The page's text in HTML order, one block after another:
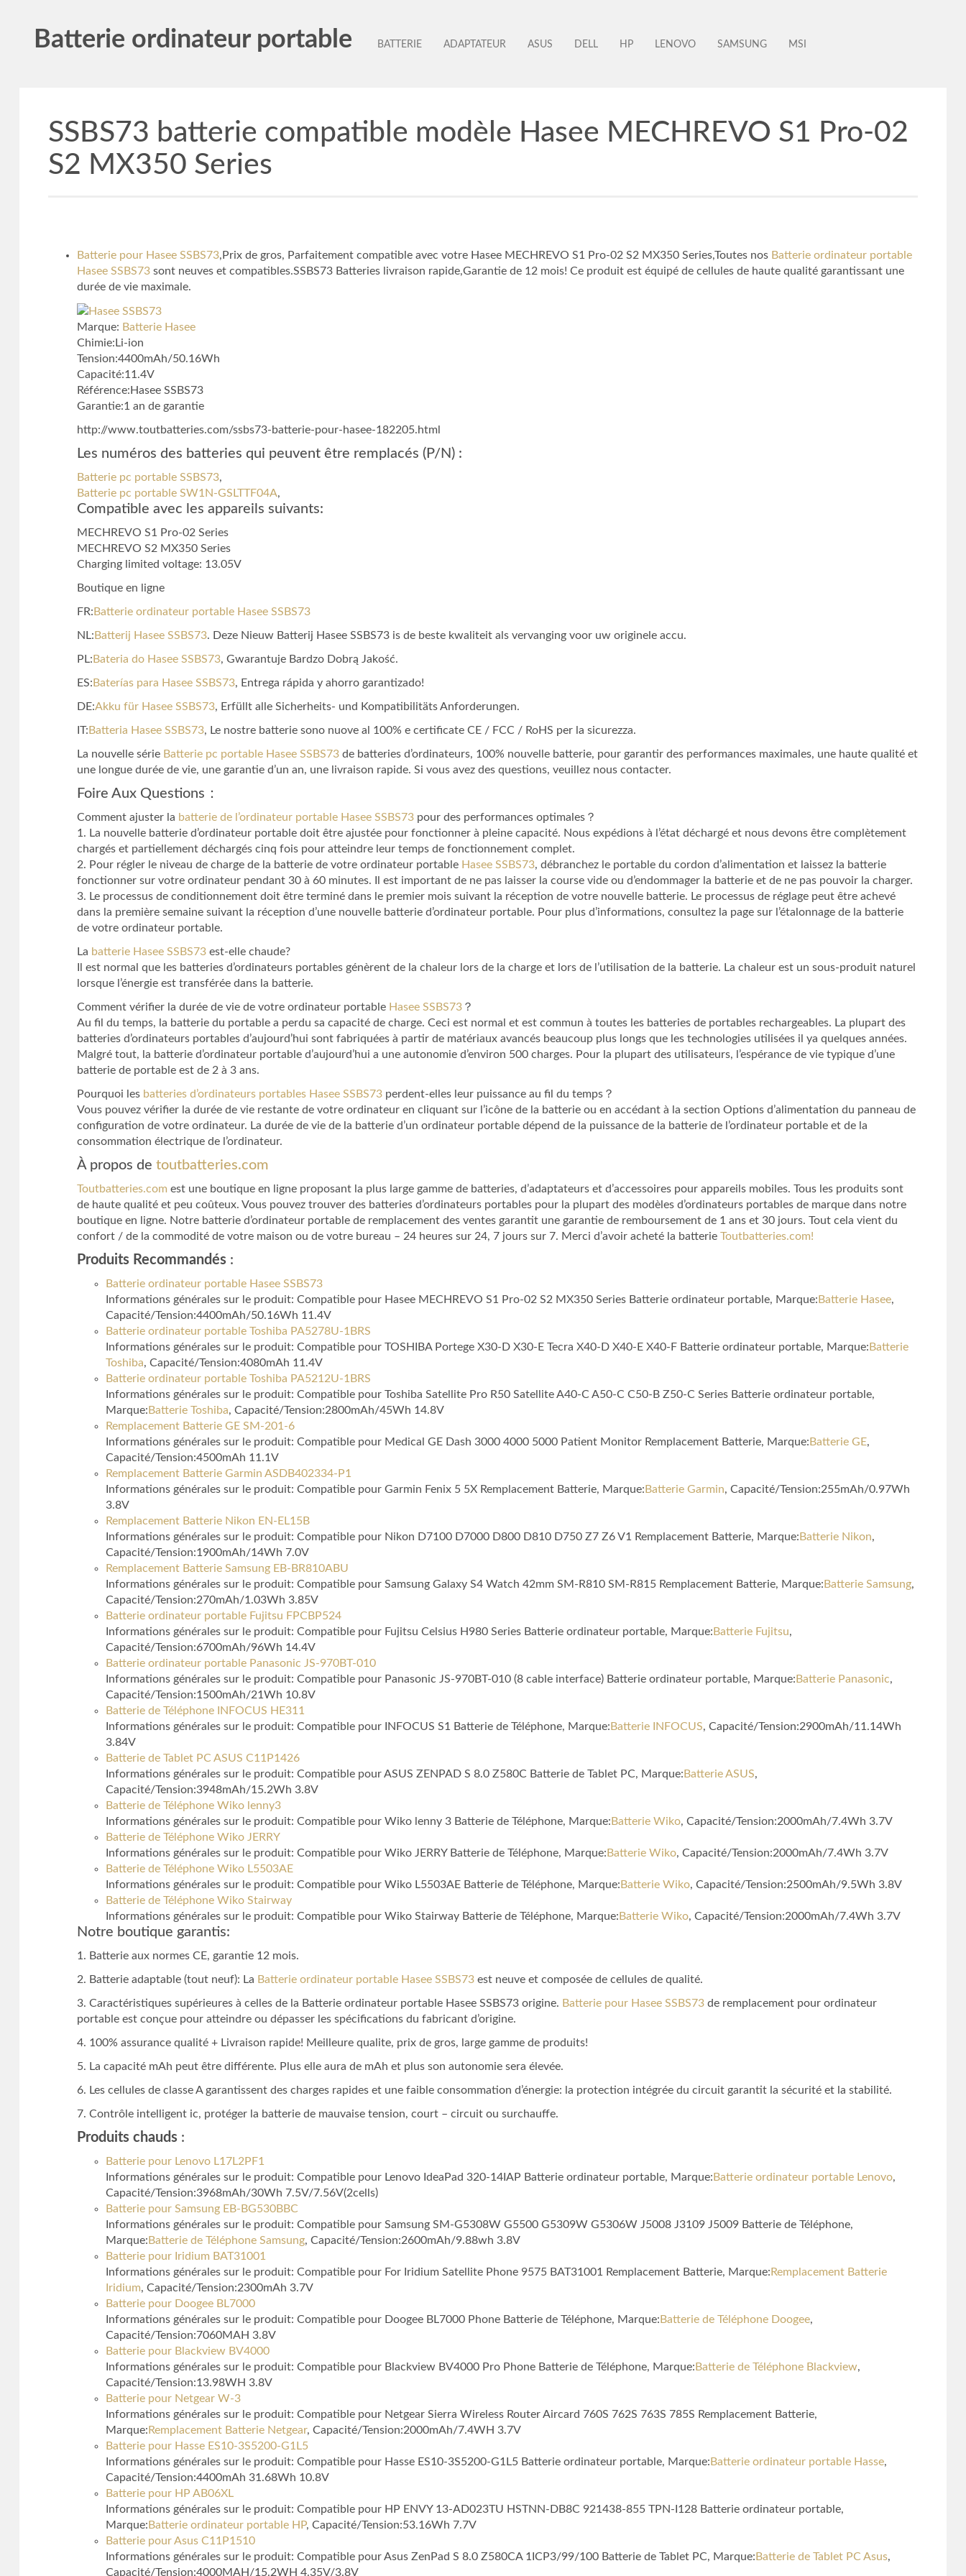
Batterie ordinateur portable BATTERIE ADAPTATEUR ASUS DELL HP LENOVO SAMSUNG MSI
SSBS73 batterie compatible modèle Hasee MECHREVO S1 Pro-02
S2 MX350 Series
Batterie pour Hasee SSBS73,Prix de gros, Parfaitement compatible avec votre Hasee MECHREVO S1 Pro-02 S2 MX350 Series,Toutes nos Batterie ordinateur portable
Hasee SSBS73sont neuves et compatibles.SSBS73 Batteries livraison rapide,Garantie de 12 mois! Ce produit est équipé de cellules de haute qualité garantissant une
durée de vie maximale.
Marque: Batterie Hasee
Chimie:Li-ion
Tension:4400mAh/50.16Wh
Capacité:11.4V
Référence:Hasee SSBS73
Garantie:1 an de garantie
http://www.toutbatteries.com/ssbs73-batterie-pour-hasee-182205.html
Les numéros des batteries qui peuvent être remplacés (P/N) :
Batterie pc portable SSBS73,
Batterie pc portable SW1N-GSLTTF04A,
Compatible avec les appareils suivants:
MECHREVO S1 Pro-02 Series
MECHREVO S2 MX350 Series
Charging limited voltage: 13.05V
Boutique en ligne
FR: Batterie ordinateur portable Hasee SSBS73
NL: Batterij Hasee SSBS73. Deze Nieuw Batterij Hasee SSBS73 is de beste kwaliteit als vervanging voor uw originele accu.
PL: Bateria do Hasee SSBS73, Gwarantuje Bardzo Dobrą Jakość.
ES: Baterías para Hasee SSBS73, Entrega rápida y ahorro garantizado!
DE:Akku für Hasee SSBS73, Erfüllt alle Sicherheits- und Kompatibilitäts Anforderungen.
IT: Batteria Hasee SSBS73, Le nostre batterie sono nuove al 100% e certificate CE / FCC / RoHS per la sicurezza.
La nouvelle série Batterie pc portable Hasee SSBS73de batteries d’ordinateurs, 100% nouvelle batterie, pour garantir des performances maximales, une haute qualité et
une longue durée de vie, une garantie d’un an, une livraison rapide. Si vous avez des questions, veuillez nous contacter.
Foire Aux Questions：
Comment ajuster la batterie de l’ordinateur portable Hasee SSBS73pour des performances optimales？
1. La nouvelle batterie d’ordinateur portable doit être ajustée pour fonctionner à pleine capacité. Nous expédions à l’état déchargé et nous devons être complètement
chargés et partiellement déchargés cinq fois pour atteindre leur temps de fonctionnement complet.
2. Pour régler le niveau de charge de la batterie de votre ordinateur portable Hasee SSBS73, débranchez le portable du cordon d’alimentation et laissez la batterie
fonctionner sur votre ordinateur pendant 30 à 60 minutes. Il est important de ne pas laisser la course vide ou d’endommager la batterie et de ne pas pouvoir la charger.
3. Le processus de conditionnement doit être terminé dans le premier mois suivant la réception de votre nouvelle batterie. Le processus de réglage peut être achevé
dans la première semaine suivant la réception d’une nouvelle batterie d’ordinateur portable. Pour plus d’informations, consultez la page sur l’étalonnage de la batterie
de votre ordinateur portable.
La batterie Hasee SSBS73est-elle chaude?
Il est normal que les batteries d’ordinateurs portables génèrent de la chaleur lors de la charge et lors de l’utilisation de la batterie. La chaleur est un sous-produit naturel
lorsque l’énergie est transférée dans la batterie.
Comment vérifier la durée de vie de votre ordinateur portable Hasee SSBS73？
Au fil du temps, la batterie du portable a perdu sa capacité de charge. Ceci est normal et est commun à toutes les batteries de portables rechargeables. La plupart des
batteries d’ordinateurs portables d’aujourd’hui sont fabriquées à partir de matériaux avancés beaucoup plus longs que les technologies utilisées il ya quelques années.
Malgré tout, la batterie d’ordinateur portable d’aujourd’hui a une autonomie d’environ 500 charges. Pour la plupart des utilisateurs, l’espérance de vie typique d’une
batterie de portable est de 2 à 3 ans.
Pourquoi les batteries d’ordinateurs portables Hasee SSBS73perdent-elles leur puissance au fil du temps？
Vous pouvez vérifier la durée de vie restante de votre ordinateur en cliquant sur l’icône de la batterie ou en accédant à la section Options d’alimentation du panneau de
configuration de votre ordinateur. La durée de vie de la batterie d’un ordinateur portable dépend de la puissance de la batterie de l’ordinateur portable et de la
consommation électrique de l’ordinateur.
À propos de toutbatteries.com
Toutbatteries.com est une boutique en ligne proposant la plus large gamme de batteries, d’adaptateurs et d’accessoires pour appareils mobiles. Tous les produits sont
de haute qualité et peu coûteux. Vous pouvez trouver des batteries d’ordinateurs portables pour la plupart des modèles d’ordinateurs portables de marque dans notre
boutique en ligne. Notre batterie d’ordinateur portable de remplacement des ventes garantit une garantie de remboursement de 1 ans et 30 jours. Tout cela vient du
confort / de la commodité de votre maison ou de votre bureau – 24 heures sur 24, 7 jours sur 7. Merci d’avoir acheté la batterie Toutbatteries.com!
Produits Recommandés :
Batterie ordinateur portable Hasee SSBS73
Informations générales sur le produit: Compatible pour Hasee MECHREVO S1 Pro-02 S2 MX350 Series Batterie ordinateur portable, Marque: Batterie Hasee,
Capacité/Tension:4400mAh/50.16Wh 11.4V
Batterie ordinateur portable Toshiba PA5278U-1BRS
Informations générales sur le produit: Compatible pour TOSHIBA Portege X30-D X30-E Tecra X40-D X40-E X40-F Batterie ordinateur portable, Marque: Batterie
Toshiba, Capacité/Tension:4080mAh 11.4V
Batterie ordinateur portable Toshiba PA5212U-1BRS
Informations générales sur le produit: Compatible pour Toshiba Satellite Pro R50 Satellite A40-C A50-C C50-B Z50-C Series Batterie ordinateur portable,
Marque: Batterie Toshiba, Capacité/Tension:2800mAh/45Wh 14.8V
Remplacement Batterie GE SM-201-6
Informations générales sur le produit: Compatible pour Medical GE Dash 3000 4000 5000 Patient Monitor Remplacement Batterie, Marque: Batterie GE,
Capacité/Tension:4500mAh 11.1V
Remplacement Batterie Garmin ASDB402334-P1
Informations générales sur le produit: Compatible pour Garmin Fenix 5 5X Remplacement Batterie, Marque: Batterie Garmin, Capacité/Tension:255mAh/0.97Wh
3.8V
Remplacement Batterie Nikon EN-EL15B
Informations générales sur le produit: Compatible pour Nikon D7100 D7000 D800 D810 D750 Z7 Z6 V1 Remplacement Batterie, Marque: Batterie Nikon,
Capacité/Tension:1900mAh/14Wh 7.0V
Remplacement Batterie Samsung EB-BR810ABU
Informations générales sur le produit: Compatible pour Samsung Galaxy S4 Watch 42mm SM-R810 SM-R815 Remplacement Batterie, Marque: Batterie Samsung,
Capacité/Tension:270mAh/1.03Wh 3.85V
Batterie ordinateur portable Fujitsu FPCBP524
Informations générales sur le produit: Compatible pour Fujitsu Celsius H980 Series Batterie ordinateur portable, Marque: Batterie Fujitsu,
Capacité/Tension:6700mAh/96Wh 14.4V
Batterie ordinateur portable Panasonic JS-970BT-010
Informations générales sur le produit: Compatible pour Panasonic JS-970BT-010 (8 cable interface) Batterie ordinateur portable, Marque: Batterie Panasonic,
Capacité/Tension:1500mAh/21Wh 10.8V
Batterie de Téléphone INFOCUS HE311
Informations générales sur le produit: Compatible pour INFOCUS S1 Batterie de Téléphone, Marque: Batterie INFOCUS, Capacité/Tension:2900mAh/11.14Wh
3.84V
Batterie de Tablet PC ASUS C11P1426
Informations générales sur le produit: Compatible pour ASUS ZENPAD S 8.0 Z580C Batterie de Tablet PC, Marque: Batterie ASUS,
Capacité/Tension:3948mAh/15.2Wh 3.8V
Batterie de Téléphone Wiko lenny3
Informations générales sur le produit: Compatible pour Wiko lenny 3 Batterie de Téléphone, Marque: Batterie Wiko, Capacité/Tension:2000mAh/7.4Wh 3.7V
Batterie de Téléphone Wiko JERRY
Informations générales sur le produit: Compatible pour Wiko JERRY Batterie de Téléphone, Marque: Batterie Wiko, Capacité/Tension:2000mAh/7.4Wh 3.7V
Batterie de Téléphone Wiko L5503AE
Informations générales sur le produit: Compatible pour Wiko L5503AE Batterie de Téléphone, Marque: Batterie Wiko, Capacité/Tension:2500mAh/9.5Wh 3.8V
Batterie de Téléphone Wiko Stairway
Informations générales sur le produit: Compatible pour Wiko Stairway Batterie de Téléphone, Marque: Batterie Wiko, Capacité/Tension:2000mAh/7.4Wh 3.7V
Notre boutique garantis:
1. Batterie aux normes CE, garantie 12 mois.
2. Batterie adaptable (tout neuf): La Batterie ordinateur portable Hasee SSBS73est neuve et composée de cellules de qualité.
3. Caractéristiques supérieures à celles de la Batterie ordinateur portable Hasee SSBS73 origine. Batterie pour Hasee SSBS73de remplacement pour ordinateur
portable est conçue pour atteindre ou dépasser les spécifications du fabricant d’origine.
4. 100% assurance qualité + Livraison rapide! Meilleure qualite, prix de gros, large gamme de produits!
5. La capacité mAh peut être différente. Plus elle aura de mAh et plus son autonomie sera élevée.
6. Les cellules de classe A garantissent des charges rapides et une faible consommation d’énergie: la protection intégrée du circuit garantit la sécurité et la stabilité.
7. Contrôle intelligent ic, protéger la batterie de mauvaise tension, court – circuit ou surchauffe.
Produits chauds :
Batterie pour Lenovo L17L2PF1
Informations générales sur le produit: Compatible pour Lenovo IdeaPad 320-14IAP Batterie ordinateur portable, Marque: Batterie ordinateur portable Lenovo,
Capacité/Tension:3968mAh/30Wh 7.5V/7.56V(2cells)
Batterie pour Samsung EB-BG530BBC
Informations générales sur le produit: Compatible pour Samsung SM-G5308W G5500 G5309W G5306W J5008 J3109 J5009 Batterie de Téléphone,
Marque: Batterie de Téléphone Samsung, Capacité/Tension:2600mAh/9.88wh 3.8V
Batterie pour Iridium BAT31001
Informations générales sur le produit: Compatible pour For Iridium Satellite Phone 9575 BAT31001 Remplacement Batterie, Marque: Remplacement Batterie
Iridium, Capacité/Tension:2300mAh 3.7V
Batterie pour Doogee BL7000
Informations générales sur le produit: Compatible pour Doogee BL7000 Phone Batterie de Téléphone, Marque: Batterie de Téléphone Doogee,
Capacité/Tension:7060MAH 3.8V
Batterie pour Blackview BV4000
Informations générales sur le produit: Compatible pour Blackview BV4000 Pro Phone Batterie de Téléphone, Marque: Batterie de Téléphone Blackview,
Capacité/Tension:13.98WH 3.8V
Batterie pour Netgear W-3
Informations générales sur le produit: Compatible pour Netgear Sierra Wireless Router Aircard 760S 762S 763S 785S Remplacement Batterie,
Marque: Remplacement Batterie Netgear, Capacité/Tension:2000mAh/7.4WH 3.7V
Batterie pour Hasse ES10-3S5200-G1L5
Informations générales sur le produit: Compatible pour Hasse ES10-3S5200-G1L5 Batterie ordinateur portable, Marque: Batterie ordinateur portable Hasse,
Capacité/Tension:4400mAh 31.68Wh 10.8V
Batterie pour HP AB06XL
Informations générales sur le produit: Compatible pour HP ENVY 13-AD023TU HSTNN-DB8C 921438-855 TPN-I128 Batterie ordinateur portable,
Marque: Batterie ordinateur portable HP, Capacité/Tension:53.16Wh 7.7V
Batterie pour Asus C11P1510
Informations générales sur le produit: Compatible pour Asus ZenPad S 8.0 Z580CA 1ICP3/99/100 Batterie de Tablet PC, Marque: Batterie de Tablet PC Asus,
Capacité/Tension:4000MAH/15.2WH 4.35V/3.8V